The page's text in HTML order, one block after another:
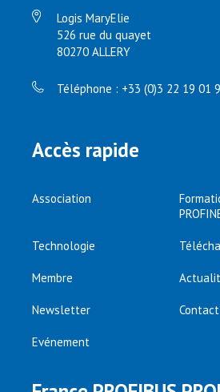
Logis MaryElie
526 rue du quayet
80270 ALLERY
Téléphone : +33 (0)3 22 19 01
Accès rapide
Association
Technologie
Membre
Newsletter Contact
Evénement